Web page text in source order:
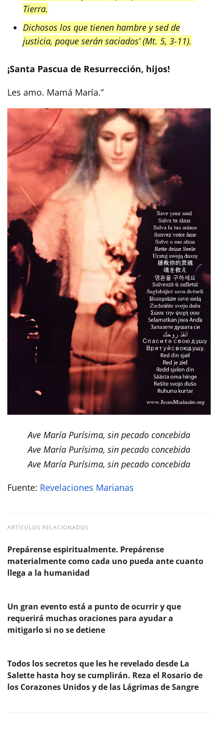
Tierra.
Dichosos los que tienen hambre y sed de
justicia, poque serán saciados’ (Mt. 5, 3-11).
¡Santa Pascua de Resurrección, hijos!
Les amo. Mamá María.”
Ave María Purísima, sin pecado concebida
Ave María Purísima, sin pecado concebida
Ave María Purísima, sin pecado concebida
Fuente: Revelaciones Marianas
ARTÍCULOS RELACIONADOS
Prepárense espiritualmente. Prepárense
materialmente como cada uno pueda ante cuanto
llega a la humanidad
Un gran evento está a punto de ocurrir y que
requerirá muchas oraciones para ayudar a
mitigarlo si no se detiene
Todos los secretos que les he revelado desde La
Salette hasta hoy se cumplirán. Reza el Rosario de
los Corazones Unidos y de las Lágrimas de Sangre